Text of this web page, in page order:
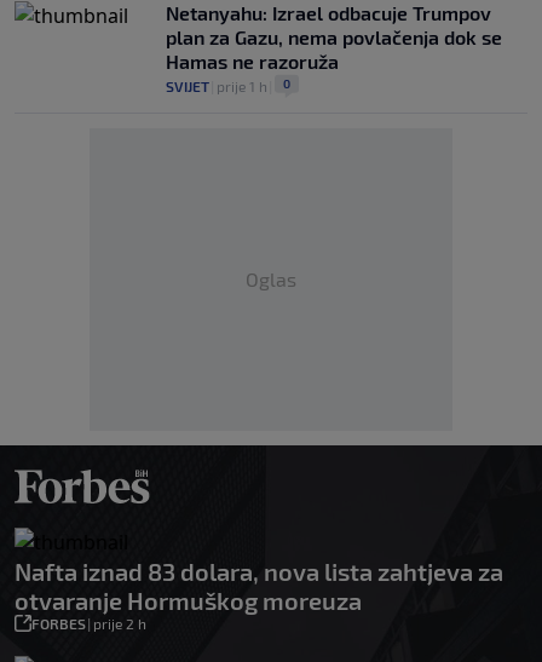
Netanyahu: Izrael odbacuje Trumpov
plan za Gazu, nema povlačenja dok se
Hamas ne razoruža
SVIJET prije 1 h 0
Oglas
Nafta iznad 83 dolara, nova lista zahtjeva za
otvaranje Hormuškog moreuza
FORBES| prije 2 h